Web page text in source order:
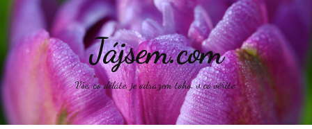
Jájsem.com
Vše, co děláte, je odrazem toho, v co věříte.